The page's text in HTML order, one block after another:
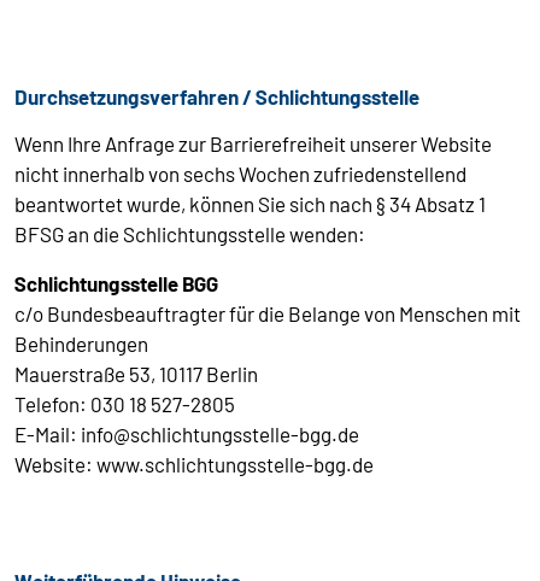
Durchsetzungsverfahren / Schlichtungsstelle
Wenn Ihre Anfrage zur Barrierefreiheit unserer Website
nicht innerhalb von sechs Wochen zufriedenstellend
beantwortet wurde, können Sie sich nach § 34 Absatz 1
BFSG an die Schlichtungsstelle wenden:
Schlichtungsstelle BGG
c/o Bundesbeauftragter für die Belange von Menschen mit
Behinderungen
Mauerstraße 53, 10117 Berlin
Telefon: 030 18 527-2805
E-Mail: info@schlichtungsstelle-bgg.de
Website: www.schlichtungsstelle-bgg.de